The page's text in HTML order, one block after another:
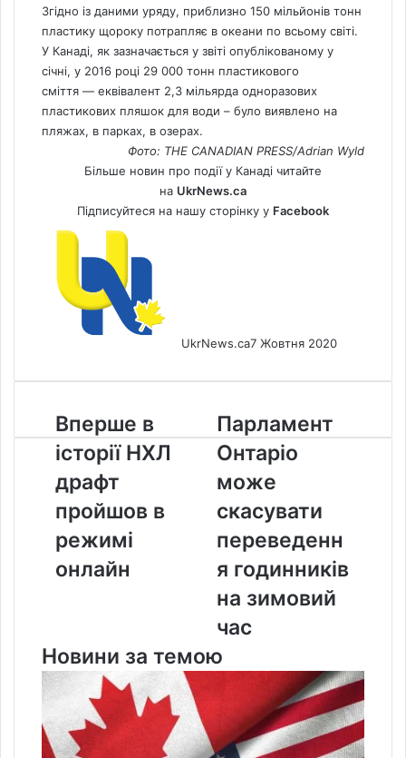
Згідно із даними уряду, приблизно 150 мільйонів тонн
пластику щороку потрапляє в океани по всьому світі.
У Канаді, як зазначається у звіті опублікованому у
січні, у 2016 році 29 000 тонн пластикового
сміття — еквівалент 2,3 мільярда одноразових
пластикових пляшок для води – було виявлено на
пляжах, в парках, в озерах.
Фото: THE CANADIAN PRESS/Adrian Wyld
Більше новин про події у Канаді читайте
на UkrNews.ca
Підписуйтеся на нашу сторінку у Facebook
UkrNews.ca7 Жовтня 2020
Вперше
в
історії
НХЛ
драфт
пройшов
в
режимі
онлайн
Вперше в
історії НХЛ
драфт
пройшов в
режимі
онлайн
Парламент
Онтаріо
може
скасувати
переведення
годинників
на
зимовий
час
Парламент
Онтаріо
може
скасувати
переведенн
я годинників
на зимовий
час
Новини за темою